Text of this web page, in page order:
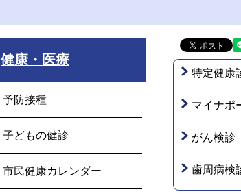
健康・医療
予防接種
子どもの健診
市民健康カレンダー
特定健康
マイナポ
がん検診
歯周病検